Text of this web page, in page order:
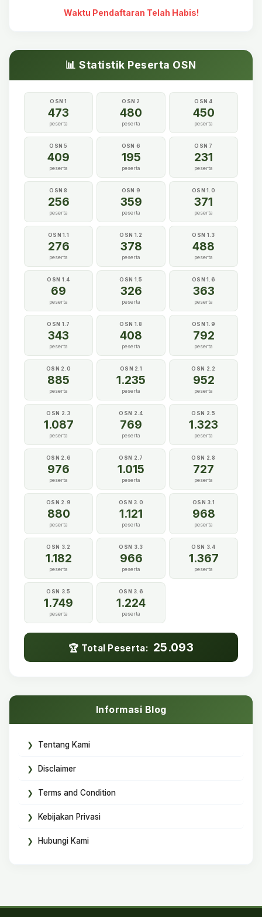
Waktu Pendaftaran Telah Habis!
📊 Statistik Peserta OSN
OSN 1
473
peserta
OSN 2
480
peserta
OSN 4
450
peserta
OSN 5
409
peserta
OSN 6
195
peserta
OSN 7
231
peserta
OSN 8
256
peserta
OSN 9
359
peserta
OSN 1.0
371
peserta
OSN 1.1
276
peserta
OSN 1.2
378
peserta
OSN 1.3
488
peserta
OSN 1.4
69
peserta
OSN 1.5
326
peserta
OSN 1.6
363
peserta
OSN 1.7
343
peserta
OSN 1.8
408
peserta
OSN 1.9
792
peserta
OSN 2.0
885
peserta
OSN 2.1
1.235
peserta
OSN 2.2
952
peserta
OSN 2.3
1.087
peserta
OSN 2.4
769
peserta
OSN 2.5
1.323
peserta
OSN 2.6
976
peserta
OSN 2.7
1.015
peserta
OSN 2.8
727
peserta
OSN 2.9
880
peserta
OSN 3.0
1.121
peserta
OSN 3.1
968
peserta
OSN 3.2
1.182
peserta
OSN 3.3
966
peserta
OSN 3.4
1.367
peserta
OSN 3.5
1.749
peserta
OSN 3.6
1.224
peserta
🏆 Total Peserta: 25.093
Informasi Blog
Tentang Kami
Disclaimer
Terms and Condition
Kebijakan Privasi
Hubungi Kami